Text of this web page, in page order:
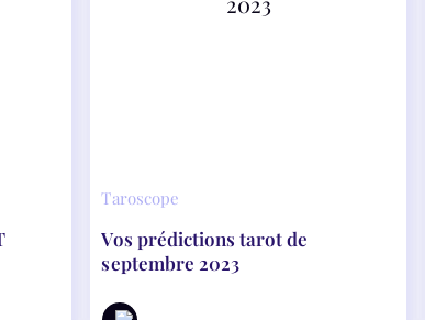
Taroscope
Vos prédictions tarot de
septembre 2023